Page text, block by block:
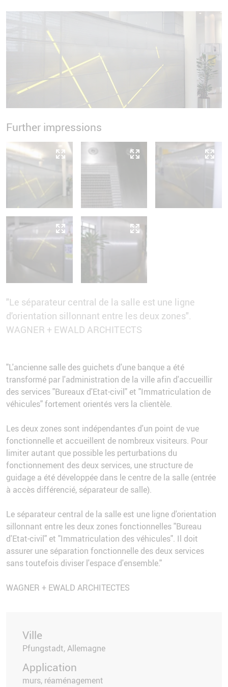
Further impressions
"Le séparateur central de la salle est une ligne
d'orientation sillonnant entre les deux zones".
WAGNER + EWALD ARCHITECTS
"L'ancienne salle des guichets d'une banque a été
transformé par l'administration de la ville afin d'accueillir
des services "Bureaux d'Etat-civil" et "Immatriculation de
véhicules" fortement orientés vers la clientèle.
Les deux zones sont indépendantes d'un point de vue
fonctionnelle et accueillent de nombreux visiteurs. Pour
limiter autant que possible les perturbations du
fonctionnement des deux services, une structure de
guidage a été développée dans le centre de la salle (entrée
à accès différencié, séparateur de salle).
Le séparateur central de la salle est une ligne d'orientation
sillonnant entre les deux zones fonctionnelles "Bureau
d'Etat-civil" et "Immatriculation des véhicules". Il doit
assurer une séparation fonctionnelle des deux services
sans toutefois diviser l'espace d'ensemble."
WAGNER + EWALD ARCHITECTES
Ville
Pfungstadt, Allemagne
Application
murs, réaménagement